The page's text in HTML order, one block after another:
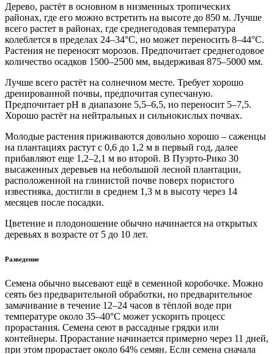
Дерево, растёт в основном в низменных тропических
районах, где его можно встретить на высоте до 850 м. Лучше
всего растет в районах, где среднегодовая температура
колеблется в пределах 24–34°C, но может переносить 8–44°C.
Растения не переносят морозов. Предпочитает среднегодовое
количество осадков 1500–2500 мм, выдерживая 875–5000 мм.
Лучше всего растёт на солнечном месте. Требует хорошо
дренированной почвы, предпочитая супесчаную.
Предпочитает рН в диапазоне 5,5–6,5, но переносит 5–7,5.
Хорошо растёт на нейтральных и сильнокислых почвах.
Молодые растения приживаются довольно хорошо – саженцы
на плантациях растут с 0,6 до 1,2 м в первый год, далее
прибавляют еще 1,2–2,1 м во второй. В Пуэрто-Рико 30
высаженных деревьев на небольшой лесной плантации,
расположенной на глинистой почве поверх пористого
известняка, достигли в среднем 1,3 м в высоту через 14
месяцев после посадки.
Цветение и плодоношение обычно начинается на открытых
деревьях в возрасте от 5 до 10 лет.
Разведение
Семена обычно высевают ещё в семенной коробочке. Можно
сеять без предварительной обработки, но предварительное
замачивание в течение 12–24 часов в тёплой воде при
температуре около 35–40°C может ускорить процесс
прорастания. Семена сеют в рассадные грядки или
контейнеры. Прорастание начинается примерно через 11 дней,
при этом прорастает около 64% семян. Если семена сначала